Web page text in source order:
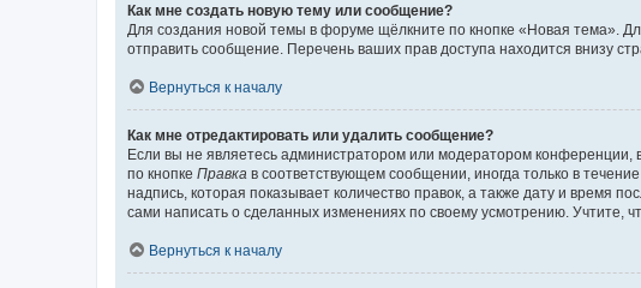
Как мне создать новую тему или сообщение?
Для создания новой темы в форуме щёлкните по кнопке «Новая тема».
отправить сообщение. Перечень ваших прав доступа находится внизу
Вернуться к началу
Как мне отредактировать или удалить сообщение?
Если вы не являетесь администратором или модератором
по кнопке Правка в соответствующем сообщении, иногда только в
надпись, которая показывает количество правок, а также дату и время
сами написать о сделанных изменениях по своему усмотрению. Учтите,
Вернуться к началу